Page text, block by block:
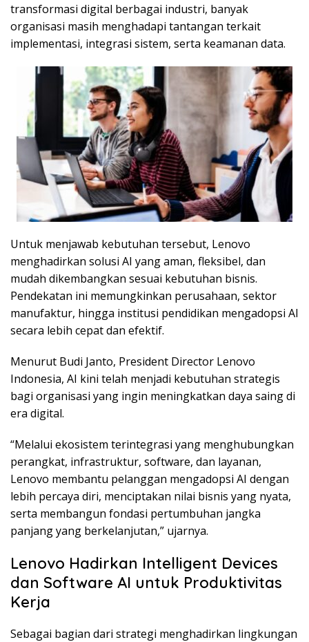
transformasi digital berbagai industri, banyak
organisasi masih menghadapi tantangan terkait
implementasi, integrasi sistem, serta keamanan data.
Untuk menjawab kebutuhan tersebut, Lenovo
menghadirkan solusi AI yang aman, fleksibel, dan
mudah dikembangkan sesuai kebutuhan bisnis.
Pendekatan ini memungkinkan perusahaan, sektor
manufaktur, hingga institusi pendidikan mengadopsi AI
secara lebih cepat dan efektif.
Menurut Budi Janto, President Director Lenovo
Indonesia, AI kini telah menjadi kebutuhan strategis
bagi organisasi yang ingin meningkatkan daya saing di
era digital.
“Melalui ekosistem terintegrasi yang menghubungkan
perangkat, infrastruktur, software, dan layanan,
Lenovo membantu pelanggan mengadopsi AI dengan
lebih percaya diri, menciptakan nilai bisnis yang nyata,
serta membangun fondasi pertumbuhan jangka
panjang yang berkelanjutan,” ujarnya.
Lenovo Hadirkan Intelligent Devices
dan Software AI untuk Produktivitas
Kerja
Sebagai bagian dari strategi menghadirkan lingkungan